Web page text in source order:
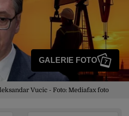
GALERIE FOTO 7
Vucic - Foto: Mediafax foto